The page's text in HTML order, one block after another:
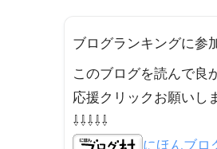
趣味
車
DIY
旅行